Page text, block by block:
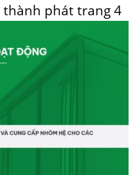
phát trang 4